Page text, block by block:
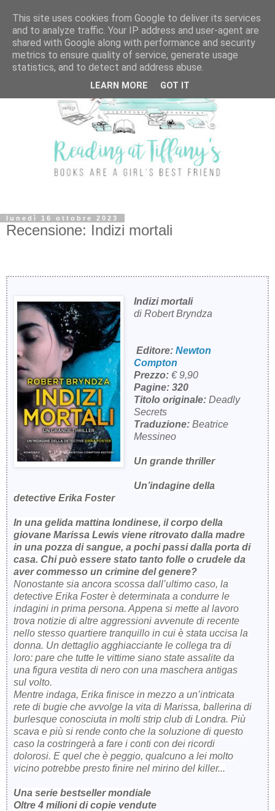
lunedì 16 ottobre 2023
Recensione: Indizi mortali
Indizi mortali
di Robert Bryndza
Editore: Newton
Compton
Prezzo:€ 9,90
Pagine: 320
Titolo originale: Deadly
Secrets
Traduzione: Beatrice
Messineo
Un grande thriller
Un’indagine della
detective Erika Foster
In una gelida mattina londinese, il corpo della
giovane Marissa Lewis viene ritrovato dalla madre
in una pozza di sangue, a pochi passi dalla porta di
casa. Chi può essere stato tanto folle o crudele da
aver commesso un crimine del genere?
Nonostante sia ancora scossa dall’ultimo caso, la
detective Erika Foster è determinata a condurre le
indagini in prima persona. Appena si mette al lavoro
trova notizie di altre aggressioni avvenute di recente
nello stesso quartiere tranquillo in cui è stata uccisa la
donna. Un dettaglio agghiacciante le collega tra di
loro: pare che tutte le vittime siano state assalite da
una figura vestita di nero con una maschera antigas
sul volto.
Mentre indaga, Erika finisce in mezzo a un’intricata
rete di bugie che avvolge la vita di Marissa, ballerina di
burlesque conosciuta in molti strip club di Londra. Più
scava e più si rende conto che la soluzione di questo
caso la costringerà a fare i conti con dei ricordi
dolorosi. E quel che è peggio, qualcuno a lei molto
vicino potrebbe presto finire nel mirino del killer...
Una serie bestseller mondiale
Oltre 4 milioni di copie vendute
This site uses cookies from Google to deliver its services
and to analyze traffic. Your IP address and user-agent are
shared with Google along with performance and security
metrics to ensure quality of service, generate usage
statistics, and to detect and address abuse.
LEARN MORE GOT IT